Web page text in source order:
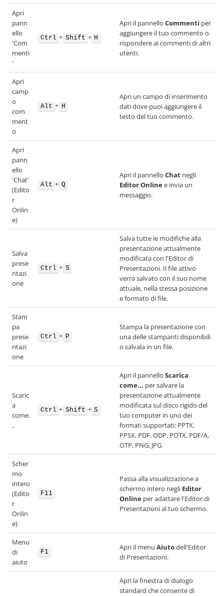
Apri
pann
ello
'Com
menti
'
Ctrl + Shift + H
Apri il pannello Commenti per
aggiungere il tuo commento o
rispondere ai commenti di altri
utenti.
Apri
camp
o
com
ment
o
Alt + H
Apri un campo di inserimento
dati dove puoi aggiungere il
testo del tuo commento.
Apri
pann
ello
'Chat'
(Edito
r
Onlin
e)
Alt + Q
Apri il pannello Chat negli
Editor Onlinee invia un
messaggio.
Salva
prese
ntazi
one
Ctrl + S
Salva tutte le modifiche alla
presentazione attualmente
modificata con l'Editor di
Presentazioni. Il file attivo
verrà salvato con il suo nome
attuale, nella stessa posizione
e formato di file.
Stam
pa
prese
ntazi
one
Ctrl + P
Stampa la presentazione con
una delle stampanti disponibili
o salvala in un file.
Scaric
a
come.
..
Ctrl + Shift + S
Apri il pannello Scarica
come... per salvare la
presentazione attualmente
modificata sul disco rigido del
tuo computer in uno dei
formati supportati: PPTX,
PPSX, PDF, ODP, POTX, PDF/A,
OTP, PNG, JPG.
Scher
mo
intero
(Edito
r
Onlin
e)
F11
Passa alla visualizzazione a
schermo intero negli Editor
Online per adattare l'Editor di
Presentazioni al tuo schermo.
Menu
di
aiuto
F1
Apri il menu Aiutodell'Editor
di Presentazioni.
Apri la finestra di dialogo
standard che consente di